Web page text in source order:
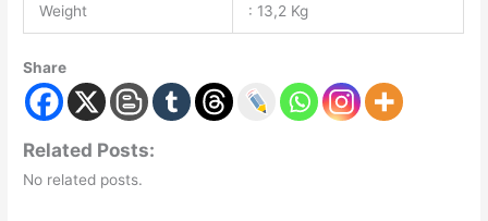
Weight : 13,2 Kg
Share
Related Posts:
No related posts.